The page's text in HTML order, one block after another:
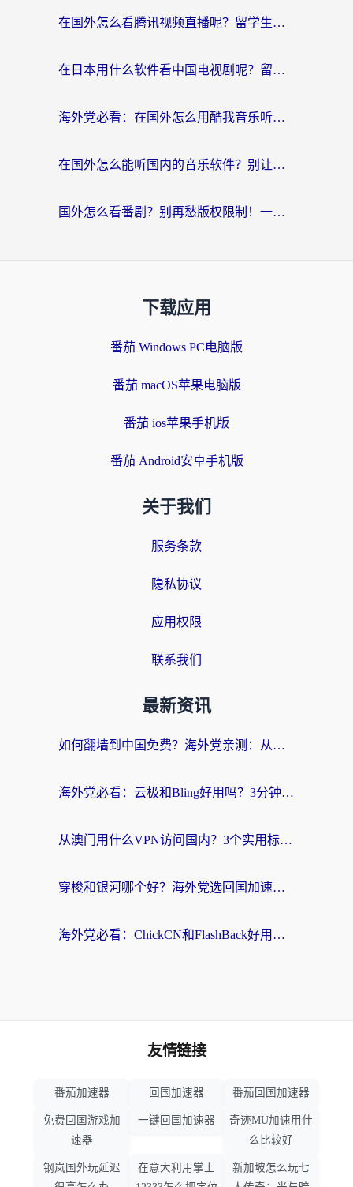
在国外怎么看腾讯视频直播呢？留学生亲测有效的回国加速指南
在日本用什么软件看中国电视剧呢？留学生亲测有效的回国加速方案
海外党必看：在国外怎么用酷我音乐听音乐？告别“地区不支持”的实用指南
在国外怎么能听国内的音乐软件？别让版权限制断了你的“中文歌单”
国外怎么看番剧？别再愁版权限制！一个工具解决所有回国追剧难题
下载应用
番茄 Windows PC电脑版
番茄 macOS苹果电脑版
番茄 ios苹果手机版
番茄 Android安卓手机版
关于我们
服务条款
隐私协议
应用权限
联系我们
最新资讯
如何翻墙到中国免费？海外党亲测：从踩坑到选对加速器的全攻略
海外党必看：云极和Bling好用吗？3分钟教你选对回国加速器
从澳门用什么VPN访问国内？3个实用标准帮你避开坑，无缝刷剧听歌
穿梭和银河哪个好？海外党选回国加速器的避坑指南，附番茄加速器实测体验
海外党必看：ChickCN和FlashBack好用吗？3招教你选对回国加速器（附云极、HomeCN、斧牛vs艾果对比）
友情链接
番茄加速器 回国加速器 番茄回国加速器
免费回国游戏加
速器
一键回国加速器
奇迹MU加速用什
么比较好
钢岚国外玩延迟
在意大利用掌上
新加坡怎么玩七